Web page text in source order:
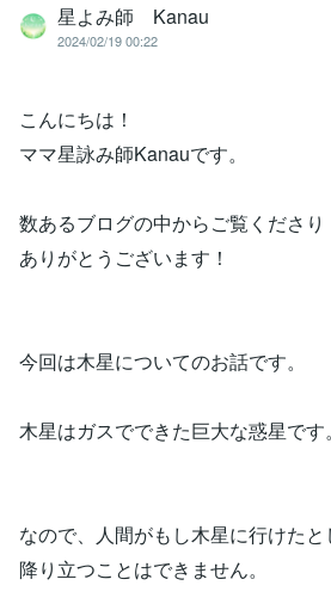
星よみ師 Kanau
2024/02/19 00:22
こんにちは！
ママ星詠み師Kanauです。
数あるブログの中からご覧くださり
ありがとうございます！
今回は木星についてのお話です。
木星はガスでできた巨大な惑星です。
なので、人間がもし木星に行けたと
降り立つことはできません。